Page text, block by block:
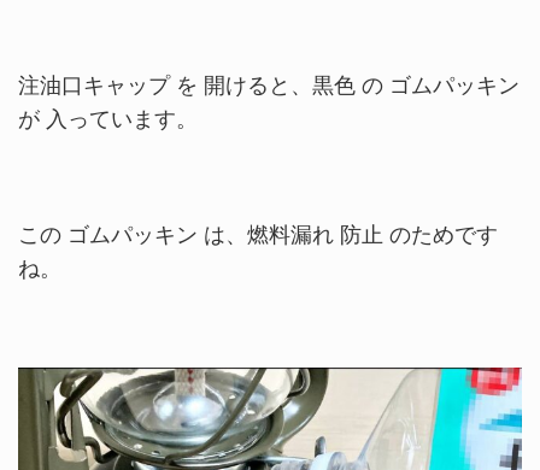
注油口キャップ を 開けると、黒色 の ゴムパッキン
が 入っています。
この ゴムパッキン は、燃料漏れ 防止 のためです
ね。